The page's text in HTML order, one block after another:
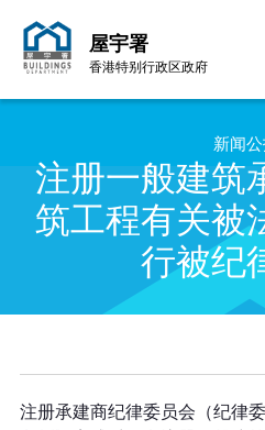
屋宇署
香港特别行政区政府
新闻
注册一般建筑
筑工程有关被
行被纪
注册一般建筑承建
注册承建商纪律委员会（纪律